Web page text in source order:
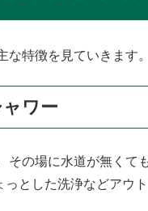
特徴を見ていきます。
ワー
その場に水道が無くて
とした洗浄などアウ